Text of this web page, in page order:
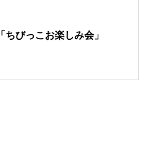
びっこお楽しみ会」